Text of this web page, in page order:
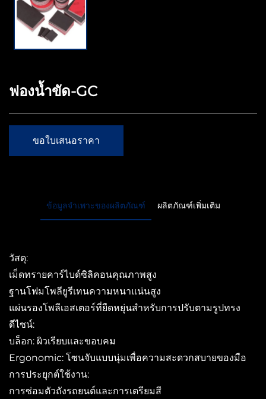
ฟองน้ำขัด-GC
ขอใบเสนอราคา
ข้อมูลจำเพาะของผลิตภัณฑ์ ผลิตภัณฑ์เพิ่มเติม
วัสดุ:
เม็ดทรายคาร์ไบด์ซิลิคอนคุณภาพสูง
ฐานโฟมโพลียูรีเทนความหนาแน่นสูง
แผ่นรองโพลีเอสเตอร์ที่ยืดหยุ่นสำหรับการปรับตามรูปทรง
ดีไซน์:
บล็อก: ผิวเรียบและขอบคม
Ergonomic: โซนจับแบบนุ่มเพื่อความสะดวกสบายของมือ
การประยุกต์ใช้งาน:
การซ่อมตัวถังรถยนต์และการเตรียมสี